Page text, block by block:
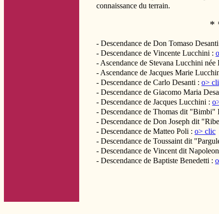
connaissance du terrain.
*
- Descendance de Don Tomaso
- Descendance de Vincente Lucchini :
- Ascendance de Stevana Lucchini
- Ascendance de Jacques Marie
- Descendance de Carlo Desanti : o>
- Descendance de Giacomo Maria
- Descendance de Jacques Lucchini :
- Descendance de Thomas dit
- Descendance de Don Joseph dit
- Descendance de Matteo Poli : o> clic
- Descendance de Toussaint dit
- Descendance de Vincent dit
- Descendance de Baptiste Benedetti :